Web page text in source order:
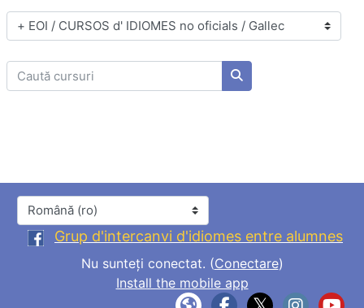
Categorii curs
Caută cursuri
Caută cursuri
Limbă
Grup d'intercanvi d'idiomes entre alumnes
Nu sunteți conectat. (Conectare)
Install the mobile app